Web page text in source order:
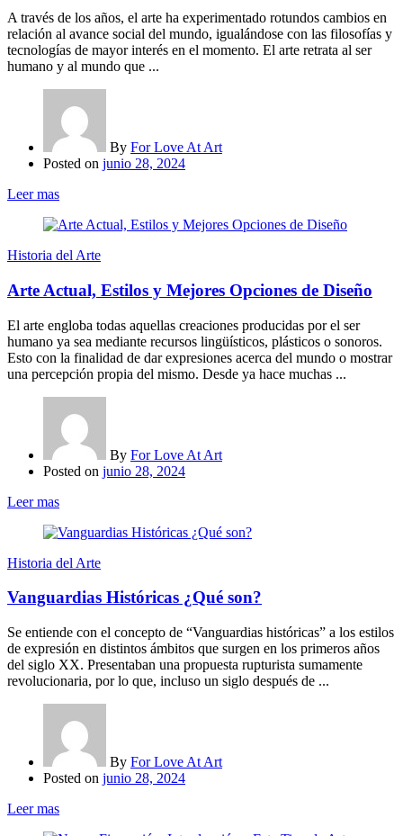
A través de los años, el arte ha experimentado rotundos cambios en
relación al avance social del mundo, igualándose con las filosofías y
tecnologías de mayor interés en el momento. El arte retrata al ser
humano y al mundo que ...
By For Love At Art
Posted on junio 28, 2024
Leer mas
Historia del Arte
Arte Actual, Estilos y Mejores Opciones de Diseño
El arte engloba todas aquellas creaciones producidas por el ser
humano ya sea mediante recursos lingüísticos, plásticos o sonoros.
Esto con la finalidad de dar expresiones acerca del mundo o mostrar
una percepción propia del mismo. Desde ya hace muchas ...
By For Love At Art
Posted on junio 28, 2024
Leer mas
Historia del Arte
Vanguardias Históricas ¿Qué son?
Se entiende con el concepto de “Vanguardias históricas” a los estilos
de expresión en distintos ámbitos que surgen en los primeros años
del siglo XX. Presentaban una propuesta rupturista sumamente
revolucionaria, por lo que, incluso un siglo después de ...
By For Love At Art
Posted on junio 28, 2024
Leer mas